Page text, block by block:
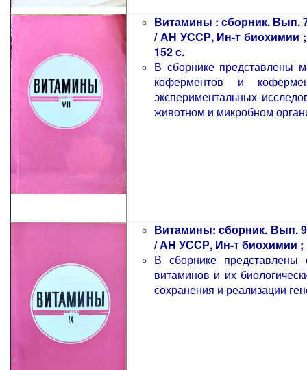
Витамины : сборник. Вып.
/ АН УССР, Ин-т биохимии
152 с.
В сборнике представлены
коферментов и
экспериментальных
животном и микробном
Витамины: сборник. Вып.
/ АН УССР, Ин-т биохимии ;
В сборнике представлены
витаминов и их
сохранения и реализации